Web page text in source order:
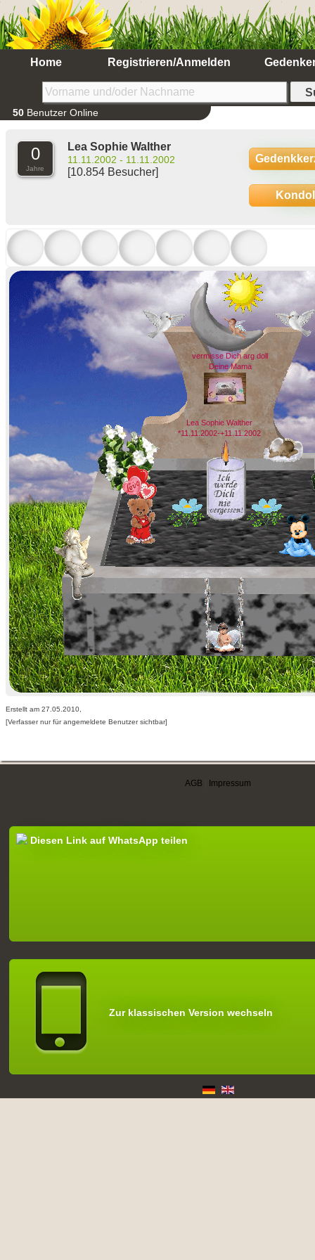
Home Registrieren/Anmelden
50 Benutzer Online
0
Jahre
Lea Sophie Walther
11.11.2002 - 11.11.2002
[10.854 Besucher]
Lea Sophie Walther
*11.11.2002-+11.11.2002
vermisse Dich arg doll
Deine Mama
Erstellt am 27.05.2010,
[Verfasser nur für angemeldete Benutzer sichtbar]
AGB Impressum
Diesen Link auf WhatsApp teilen
Zur klassischen Version wechseln